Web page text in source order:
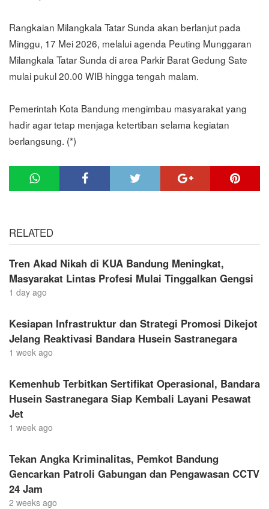
Rangkaian Milangkala Tatar Sunda akan berlanjut pada
Minggu, 17 Mei 2026, melalui agenda Peuting Munggaran
Milangkala Tatar Sunda di area Parkir Barat Gedung Sate
mulai pukul 20.00 WIB hingga tengah malam.
Pemerintah Kota Bandung mengimbau masyarakat yang
hadir agar tetap menjaga ketertiban selama kegiatan
berlangsung. (*)
RELATED
Tren Akad Nikah di KUA Bandung Meningkat,
Masyarakat Lintas Profesi Mulai Tinggalkan Gengsi
1 day ago
Kesiapan Infrastruktur dan Strategi Promosi Dikejot
Jelang Reaktivasi Bandara Husein Sastranegara
1 week ago
Kemenhub Terbitkan Sertifikat Operasional, Bandara
Husein Sastranegara Siap Kembali Layani Pesawat
Jet
1 week ago
Tekan Angka Kriminalitas, Pemkot Bandung
Gencarkan Patroli Gabungan dan Pengawasan CCTV
24 Jam
2 weeks ago